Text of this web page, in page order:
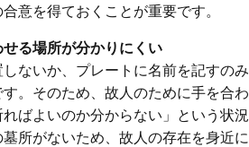
意を得ておくことが重要です。
る場所が分かりにくい
ないか、プレートに名前を記すのみ
。そのため、故人のために手を合わ
ばよいのか分からない」という状況
所がないため、故人の存在を身近に